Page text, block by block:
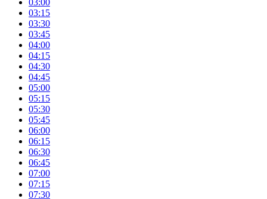
03:15
03:30
03:45
04:00
04:15
04:30
04:45
05:00
05:15
05:30
05:45
06:00
06:15
06:30
06:45
07:00
07:15
07:30